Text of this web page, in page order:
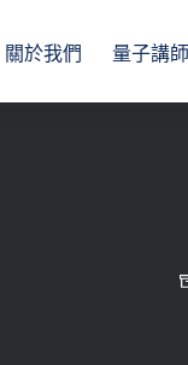
關於我們 量子講